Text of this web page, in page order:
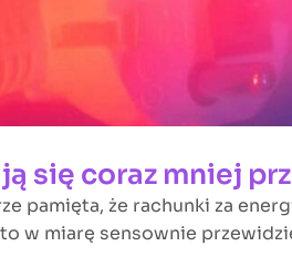
się coraz mniej
pamięta, że rachunki za
w miarę sensownie